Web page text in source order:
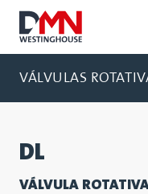
VÁLVULAS
DL
VÁLVULA